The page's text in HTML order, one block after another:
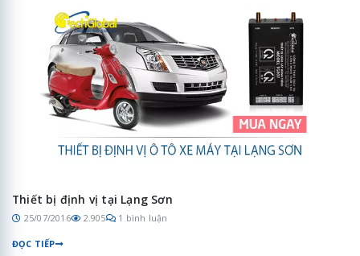
Thiết bị định vị tại Lạng Sơn
25/07/2016 2.905 1 bình luận
ĐỌC TIẾP